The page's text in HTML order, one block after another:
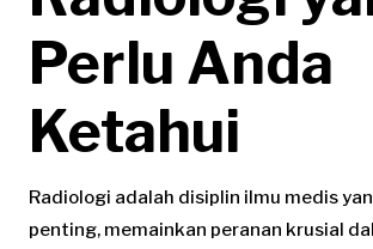
Perlu Anda
Ketahui
Radiologi adalah disiplin ilmu medis
penting, memainkan peranan krusial